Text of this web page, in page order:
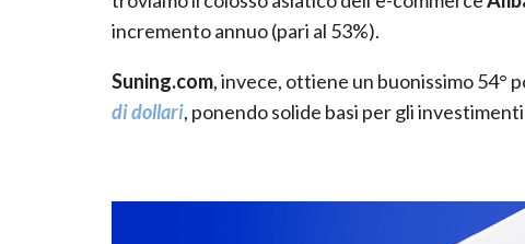
incremento annuo (pari al 53%).
Suning.com, invece, ottiene un buonissimo 54°
di dollari, ponendo solide basi per gli